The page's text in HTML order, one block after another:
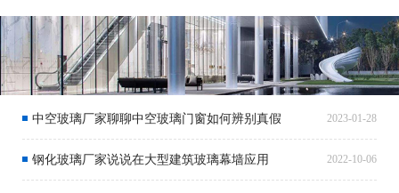
中空玻璃厂家聊聊中空玻璃门窗如何辨别真假 2023-01-28
钢化玻璃厂家说说在大型建筑玻璃幕墙应用 2022-10-06